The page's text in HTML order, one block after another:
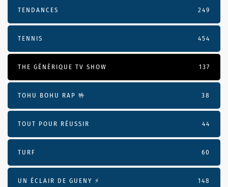
TENDANCES 249
TENNIS 454
THE GÉNÉRIQUE TV SHOW 137
TOHU BOHU RAP 🤟 38
TOUT POUR RÉUSSIR 44
TURF 60
UN ÉCLAIR DE GUENY ⚡️ 148